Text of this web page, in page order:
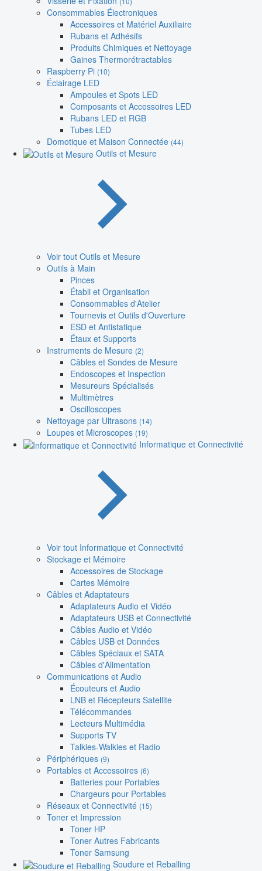
Consommables Électroniques
Accessoires et Matériel Auxiliaire
Rubans et Adhésifs
Produits Chimiques et Nettoyage
Gaines Thermorétractables
Raspberry Pi (10)
Éclairage LED
Ampoules et Spots LED
Composants et Accessoires LED
Rubans LED et RGB
Tubes LED
Domotique et Maison Connectée (44)
Outils et Mesure
Voir tout Outils et Mesure
Outils à Main
Pinces
Établi et Organisation
Consommables d'Atelier
Tournevis et Outils d'Ouverture
ESD et Antistatique
Étaux et Supports
Instruments de Mesure (2)
Câbles et Sondes de Mesure
Endoscopes et Inspection
Mesureurs Spécialisés
Multimètres
Oscilloscopes
Nettoyage par Ultrasons (14)
Loupes et Microscopes (19)
Informatique et Connectivité
Voir tout Informatique et Connectivité
Stockage et Mémoire
Accessoires de Stockage
Cartes Mémoire
Câbles et Adaptateurs
Adaptateurs Audio et Vidéo
Adaptateurs USB et Connectivité
Câbles Audio et Vidéo
Câbles USB et Données
Câbles Spéciaux et SATA
Câbles d'Alimentation
Communications et Audio
Écouteurs et Audio
LNB et Récepteurs Satellite
Télécommandes
Lecteurs Multimédia
Supports TV
Talkies-Walkies et Radio
Périphériques (9)
Portables et Accessoires (6)
Batteries pour Portables
Chargeurs pour Portables
Réseaux et Connectivité (15)
Toner et Impression
Toner HP
Toner Autres Fabricants
Toner Samsung
Soudure et Reballing